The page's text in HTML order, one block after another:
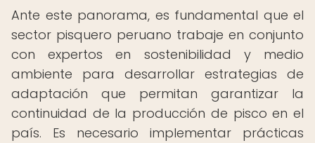
Ante este panorama, es fundamental que el
sector pisquero peruano trabaje en conjunto
con expertos en sostenibilidad y medio
ambiente para desarrollar estrategias de
adaptación que permitan garantizar la
continuidad de la producción de pisco en el
país. Es necesario implementar prácticas